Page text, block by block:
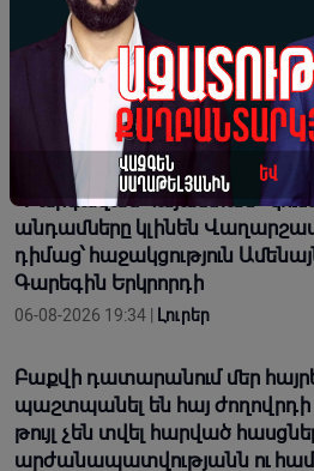
Աշխարհը կհարգի՞, եթե մեր
համակարգը միջամտում է մեր
ներքին կարգին
06-08-2026 19:50 | Կարծիք
«Բարգավաճ Հայաստան»
անդամները կլինեն
դիմաց՝ հաջակցություն
Գարեգին Երկրորդի
06-08-2026 19:34 | Լուրեր
Բաքվի դատարանում մեր
պաշտպանել են հայ ժողովրդի
թույլ չեն տվել հարված
արժանապատվությանն ու